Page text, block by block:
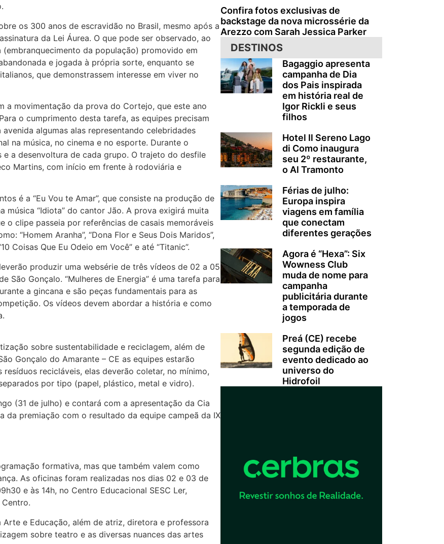
os 300 anos de escravidão no Brasil, mesmo após a
da Lei Áurea. O que pode ser observado, ao
da população) promovido em
e jogada à própria sorte, enquanto se
que demonstrassem interesse em viver no
a movimentação da prova do Cortejo, que este ano
o cumprimento desta tarefa, as equipes precisam
algumas alas representando celebridades
na música, no cinema e no esporte. Durante o
a desenvoltura de cada grupo. O trajeto do desfile
Martins, com início em frente à rodoviária e
é a “Eu Vou te Amar”, que consiste na produção de
música “Idiota” do cantor Jão. A prova exigirá muita
o clipe passeia por referências de casais memoráveis
“Homem Aranha”, “Dona Flor e Seus Dois Maridos”,
Coisas Que Eu Odeio em Você” e até “Titanic”.
produzir uma websérie de três vídeos de 02 a 05
São Gonçalo. “Mulheres de Energia” é uma tarefa para
a gincana e são peças fundamentais para as
Os vídeos devem abordar a história e como
sobre sustentabilidade e reciclagem, além de
Gonçalo do Amarante – CE as equipes estarão
recicláveis, elas deverão coletar, no mínimo,
por tipo (papel, plástico, metal e vidro).
(31 de julho) e contará com a apresentação da Cia
da premiação com o resultado da equipe campeã da IX
formativa, mas que também valem como
As oficinas foram realizadas nos dias 02 e 03 de
e às 14h, no Centro Educacional SESC Ler,
e Educação, além de atriz, diretora e professora
sobre teatro e as diversas nuances das artes
Confira fotos exclusivas de
backstage da nova microssérie da
Arezzo com Sarah Jessica Parker
DESTINOS
Bagaggio apresenta
campanha de Dia
dos Pais inspirada
em história real de
Igor Rickli e seus
filhos
Hotel Il Sereno Lago
di Como inaugura
seu 2º restaurante,
o Al Tramonto
Férias de julho:
Europa inspira
viagens em família
que conectam
diferentes gerações
Agora é “Hexa”: Six
Wowness Club
muda de nome para
campanha
publicitária durante
a temporada de
jogos
Preá (CE) recebe
segunda edição de
evento dedicado ao
universo do
Hidrofoil